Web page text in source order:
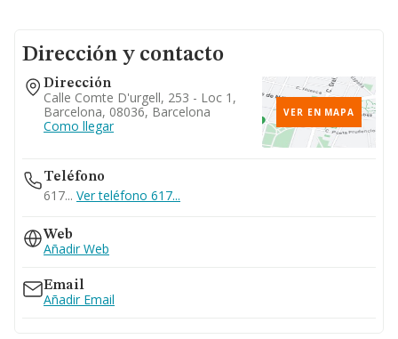
Dirección y contacto
Dirección
Calle Comte D'urgell, 253 - Loc 1,
Barcelona, 08036, Barcelona
Como llegar
VER EN MAPA
Teléfono
617... Ver teléfono 617...
Web
Añadir Web
Email
Añadir Email